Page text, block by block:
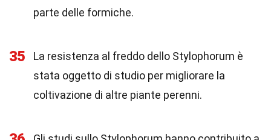
parte delle formiche.
35
La resistenza al freddo dello Stylophorum è
stata oggetto di studio per migliorare la
coltivazione di altre piante perenni.